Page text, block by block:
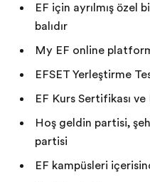
EF için ayrılmış özel
bağlıdır
My EF online
EFSET Yerleştirme
EF Kurs Sertifikası ve
Hoş geldin partisi,
partisi
EF kampüsleri